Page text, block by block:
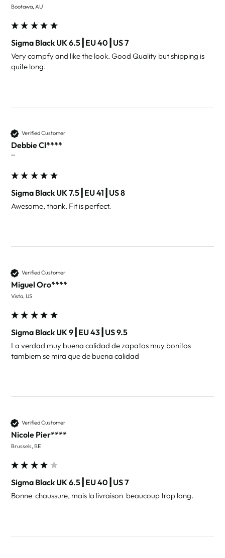
Bootawa, AU
Sigma Black UK 6.5┃EU 40┃US 7
Very compfy and like the look. Good Quality but shipping is
quite long.
Verified Customer
Debbie Cl****
""
Sigma Black UK 7.5┃EU 41┃US 8
Awesome, thank. Fit is perfect.
Verified Customer
Miguel Oro****
Vista, US
Sigma Black UK 9┃EU 43┃US 9.5
La verdad muy buena calidad de zapatos muy bonitos
tambiem se mira que de buena calidad
Verified Customer
Nicole Pier****
Brussels, BE
Sigma Black UK 6.5┃EU 40┃US 7
Bonne  chaussure, mais la livraison  beaucoup trop long.